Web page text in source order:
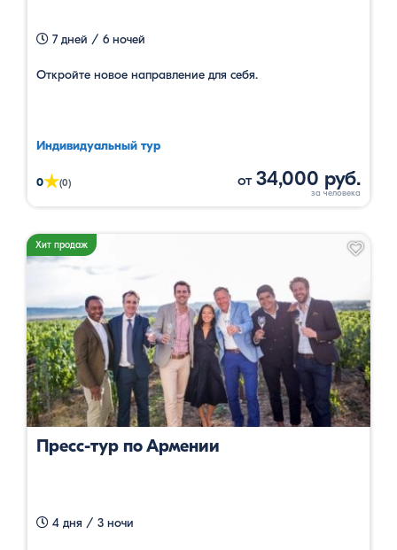
7 дней / 6 ночей
Откройте новое направление для себя.
Индивидуальный тур
0★(0) от 34,000 руб.
Хит продаж
Пресс-тур по Армении
4 дня / 3 ночи